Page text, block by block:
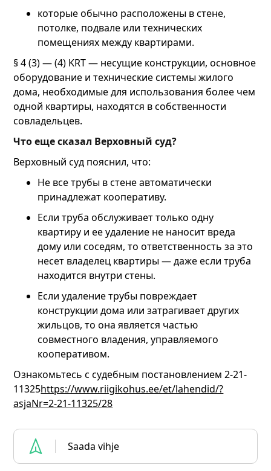
которые обычно расположены в стене,
потолке, подвале или технических
помещениях между квартирами.
§ 4 (3) — (4) KRT — несущие конструкции, основное
оборудование и технические системы жилого
дома, необходимые для использования более чем
одной квартиры, находятся в собственности
совладельцев.
Что еще сказал Верховный суд?
Верховный суд пояснил, что:
Не все трубы в стене автоматически
принадлежат кооперативу.
Если труба обслуживает только одну
квартиру и ее удаление не наносит вреда
дому или соседям, то ответственность за это
несет владелец квартиры — даже если труба
находится внутри стены.
Если удаление трубы повреждает
конструкции дома или затрагивает других
жильцов, то она является частью
совместного владения, управляемого
кооперативом.
Ознакомьтесь с судебным постановлением 2-21-
11325https://www.riigikohus.ee/et/lahendid/?
asjaNr=2-21-11325/28
Saada vihje